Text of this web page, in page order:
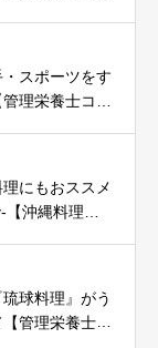
スポーツをす
理栄養士コラ
にもおススメ
沖縄料理研
球料理』がう
管理栄養士コ